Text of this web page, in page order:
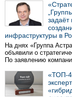
задаёт
инфраструктуры в
На днях «Группа
объявили о
По заявлению
«ТОП-